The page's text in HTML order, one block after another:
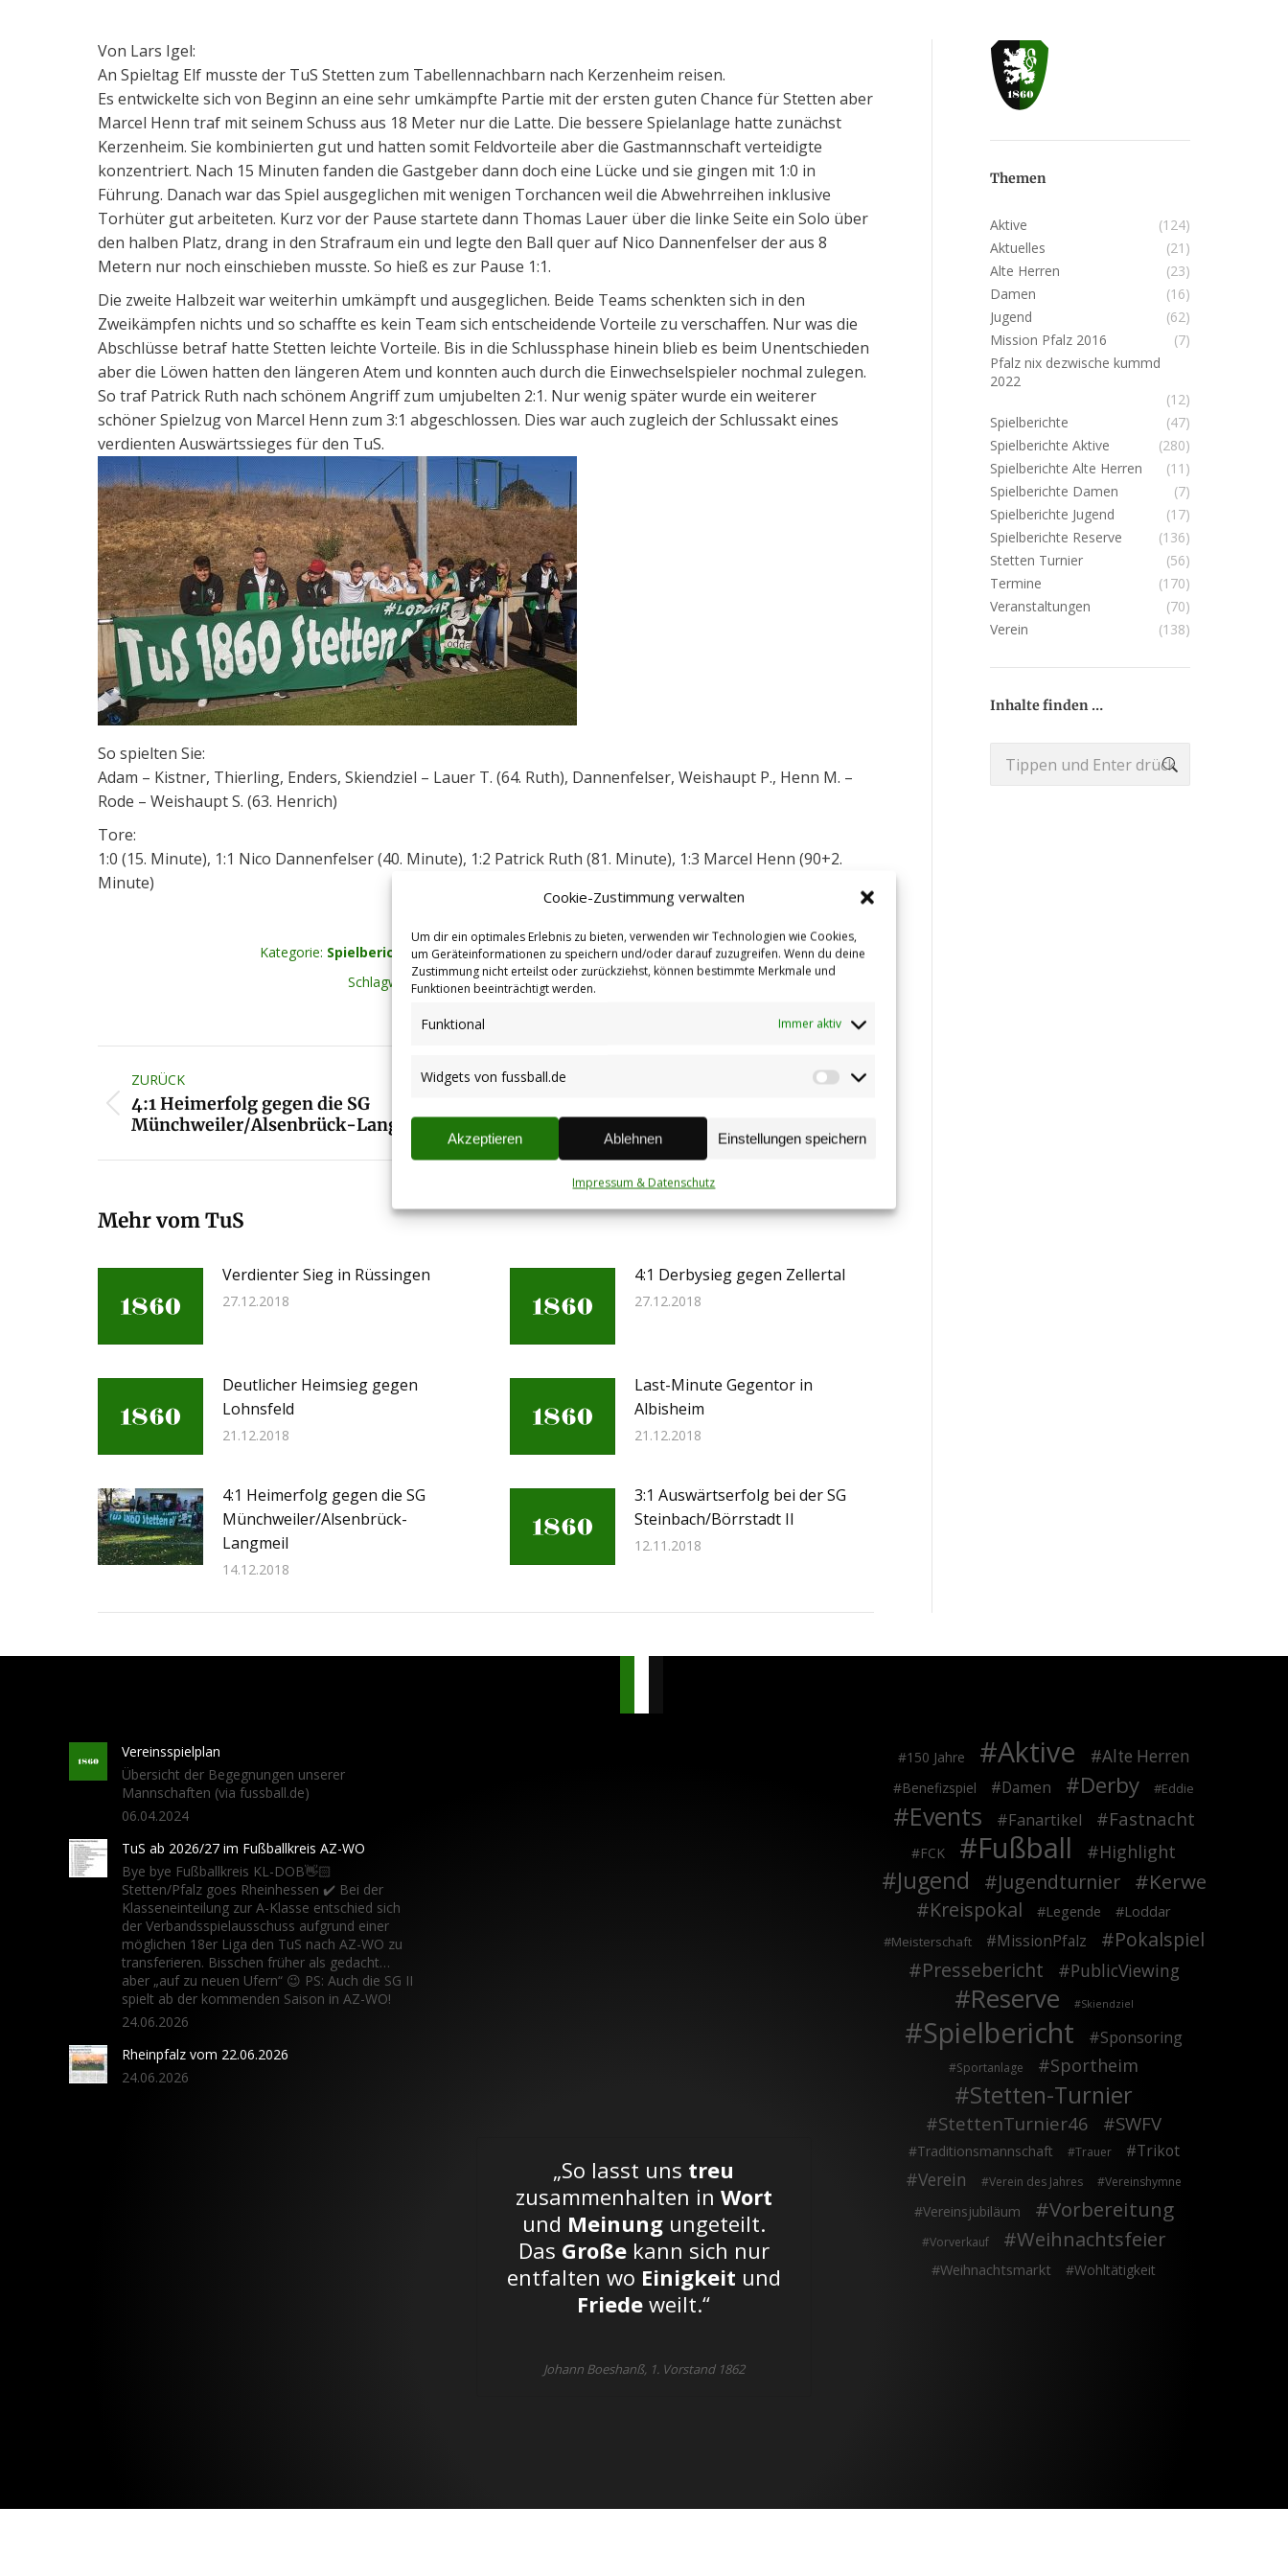
Cookie-Zustimmung verwalten
Um dir ein optimales Erlebnis zu bieten, verwenden wir Technologien wie Cookies,
um Geräteinformationen zu speichern und/oder darauf zuzugreifen. Wenn du deine
Zustimmung nicht erteilst oder zurückziehst, können bestimmte Merkmale und
Funktionen beeinträchtigt werden.
Funktional Immer aktiv
Widgets von fussball.de
Widgets
fussball.de
Akzeptieren Ablehnen Einstellungen speichern
Impressum & Datenschutz
Von Lars Igel:
An Spieltag Elf musste der TuS Stetten zum Tabellennachbarn nach Kerzenheim reisen.
Es entwickelte sich von Beginn an eine sehr umkämpfte Partie mit der ersten guten Chance für Stetten aber
Marcel Henn traf mit seinem Schuss aus 18 Meter nur die Latte. Die bessere Spielanlage hatte zunächst
Kerzenheim. Sie kombinierten gut und hatten somit Feldvorteile aber die Gastmannschaft verteidigte
konzentriert. Nach 15 Minuten fanden die Gastgeber dann doch eine Lücke und sie gingen mit 1:0 in
Führung. Danach war das Spiel ausgeglichen mit wenigen Torchancen weil die Abwehrreihen inklusive
Torhüter gut arbeiteten. Kurz vor der Pause startete dann Thomas Lauer über die linke Seite ein Solo über
den halben Platz, drang in den Strafraum ein und legte den Ball quer auf Nico Dannenfelser der aus 8
Metern nur noch einschieben musste. So hieß es zur Pause 1:1.
Die zweite Halbzeit war weiterhin umkämpft und ausgeglichen. Beide Teams schenkten sich in den
Zweikämpfen nichts und so schaffte es kein Team sich entscheidende Vorteile zu verschaffen. Nur was die
Abschlüsse betraf hatte Stetten leichte Vorteile. Bis in die Schlussphase hinein blieb es beim Unentschieden
aber die Löwen hatten den längeren Atem und konnten auch durch die Einwechselspieler nochmal zulegen.
So traf Patrick Ruth nach schönem Angriff zum umjubelten 2:1. Nur wenig später wurde ein weiterer
schöner Spielzug von Marcel Henn zum 3:1 abgeschlossen. Dies war auch zugleich der Schlussakt eines
verdienten Auswärtssieges für den TuS.
So spielten Sie:
Adam – Kistner, Thierling, Enders, Skiendziel – Lauer T. (64. Ruth), Dannenfelser, Weishaupt P., Henn M. –
Rode – Weishaupt S. (63. Henrich)
Tore:
1:0 (15. Minute), 1:1 Nico Dannenfelser (40. Minute), 1:2 Patrick Ruth (81. Minute), 1:3 Marcel Henn (90+2.
Minute)
Kategorie: Spielberichte Aktive Autor:Johannes Henrich
14.12.2018
Schlagwörter:
Aktive Fußball Spielbericht
ZURÜCK
Vorheriger
Beitrag:
4:1 Heimerfolg gegen die SG
Münchweiler/Alsenbrück-Langmeil
NÄCHSTES
Nächster
Beitrag:
All we want for Christmas … is TuS
Mehr vom TuS
Verdienter Sieg in Rüssingen
27.12.2018
4:1 Derbysieg gegen Zellertal
27.12.2018
Deutlicher Heimsieg gegen
Lohnsfeld
21.12.2018
Last-Minute Gegentor in
Albisheim
21.12.2018
4:1 Heimerfolg gegen die SG
Münchweiler/Alsenbrück-
Langmeil
14.12.2018
3:1 Auswärtserfolg bei der SG
Steinbach/Börrstadt II
12.11.2018
Themen
Aktive
(124)
Aktuelles
(21)
Alte Herren
(23)
Damen
(16)
Jugend
(62)
Mission Pfalz 2016
(7)
Pfalz nix dezwische kummd
2022
(12)
Spielberichte
(47)
Spielberichte Aktive
(280)
Spielberichte Alte Herren
(11)
Spielberichte Damen
(7)
Spielberichte Jugend
(17)
Spielberichte Reserve
(136)
Stetten Turnier
(56)
Termine
(170)
Veranstaltungen
(70)
Verein
(138)
Inhalte finden …
Vereinsspielplan
Übersicht der Begegnungen unserer
Mannschaften (via fussball.de)
06.04.2024
TuS ab 2026/27 im Fußballkreis AZ-WO
Bye bye Fußballkreis KL-DOB👋🏻
Stetten/Pfalz goes Rheinhessen ✔️ Bei der
Klasseneinteilung zur A-Klasse entschied sich
der Verbandsspielausschuss aufgrund einer
möglichen 18er Liga den TuS nach AZ-WO zu
transferieren. Bisschen früher als gedacht…
aber „auf zu neuen Ufern“ 😉 PS: Auch die SG II
spielt ab der kommenden Saison in AZ-WO!
24.06.2026
Rheinpfalz vom 22.06.2026
24.06.2026
„So lasst uns treu
zusammenhalten in Wort
und Meinungungeteilt.
Das Großekann sich nur
entfalten wo Einigkeit und
Friede weilt.“
Johann Boeshanß, 1. Vorstand 1862
150 Jahre Aktive Alte Herren
Benefizspiel Damen Derby Eddie
Events Fanartikel Fastnacht
FCK Fußball Highlight
Jugend Jugendturnier Kerwe
Kreispokal Legende Loddar
Meisterschaft MissionPfalz
Pokalspiel
Pressebericht
PublicViewing
Reserve Skiendziel
Spielbericht Sponsoring
Sportanlage Sportheim
Stetten-Turnier
StettenTurnier46 SWFV
Traditionsmannschaft Trauer Trikot
Verein Verein des Jahres Vereinshymne
Vereinsjubiläum Vorbereitung
Vorverkauf Weihnachtsfeier
Weihnachtsmarkt Wohltätigkeit